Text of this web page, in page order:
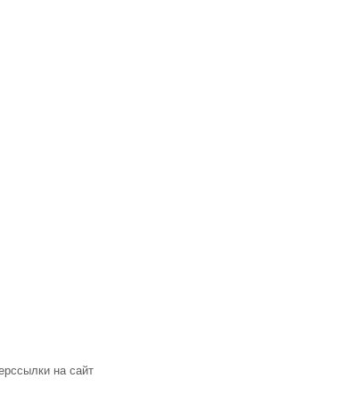
на сайт